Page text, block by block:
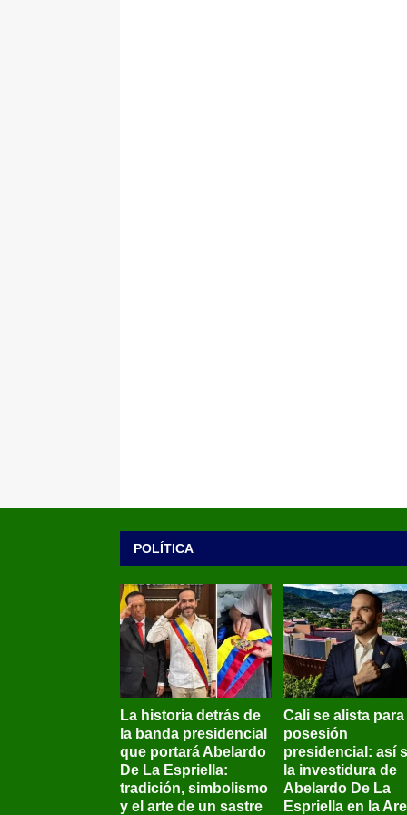
POLÍTICA
La historia detrás de
la banda presidencial
que portará Abelardo
De La Espriella:
tradición, simbolismo
y el arte de un sastre
Cali se alista para
posesión
presidencial: así
la investidura de
Abelardo De La
Espriella en la